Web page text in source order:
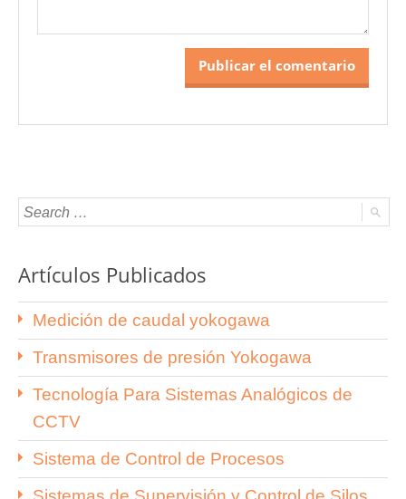
Artículos Publicados
Medición de caudal yokogawa
Transmisores de presión Yokogawa
Tecnología Para Sistemas Analógicos de
CCTV
Sistema de Control de Procesos